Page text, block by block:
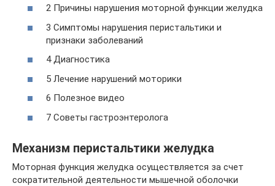
2 Причины нарушения моторной функции желудка
3 Симптомы нарушения перистальтики и
признаки заболеваний
4 Диагностика
5 Лечение нарушений моторики
6 Полезное видео
7 Советы гастроэнтеролога
Механизм перистальтики желудка
Моторная функция желудка осуществляется за счет
сократительной деятельности мышечной оболочки